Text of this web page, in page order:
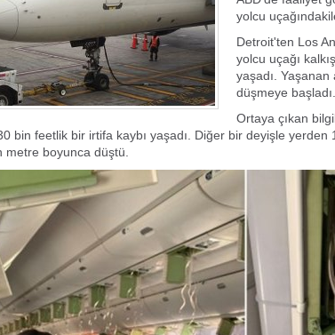
yolcu
Detroit'ten Los
yolcu uçağı
yaşadı.
düşmeye başladı.
Ortaya çıkan
bin feetlik bir irtifa kaybı yaşadı. Diğer bir deyişle
metre boyunca düştü.